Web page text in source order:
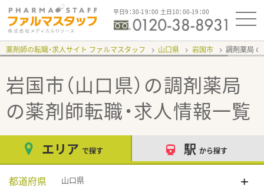
平日9：30-19：00 土日10：00-19：00
薬剤師の転職・求人サイト ファルマスタッフ 山口県 岩国市 調剤薬局
岩国市（山口県）の調剤薬局
の薬剤師転職・求人情報一覧
エリア で探す 駅 から探す
都道府県 山口県